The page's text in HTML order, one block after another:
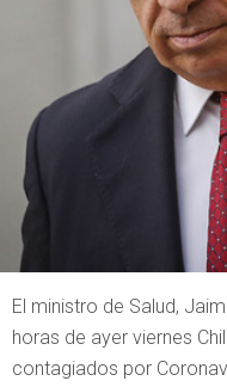
El ministro de Salud,
horas de ayer viernes
contagiados por